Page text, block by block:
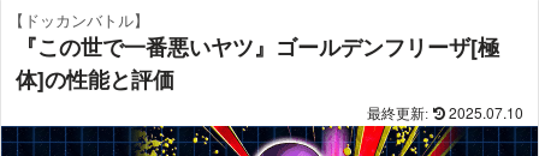
【ドッカンバトル】
『この世で一番悪いヤツ』ゴールデンフリーザ[極
体]の性能と評価
2025.07.10